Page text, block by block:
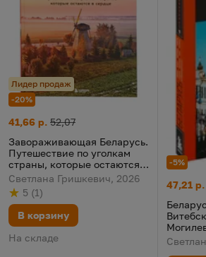
Лидер продаж
-20%
Завораживающая Беларусь.
Цена:
41,66 р.
Старая цена:
52,07
Завораживающая Беларусь.
Путешествие по уголкам
страны, которые остаются в
сердце
Светлана Гришкевич, 2026
Рейтинг
5
из 5 (
по результату
1
голосов)
В корзину
На складе
-5%
Цена:
47,21 р.
Старая